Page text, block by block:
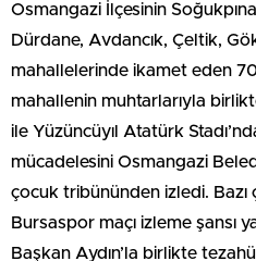
Osmangazi İlçesinin
Dürdane, Avdancık, Çeltik,
mahallelerinde ikamet eden
mahallenin muhtarlarıyla
ile Yüzüncüyıl Atatürk
mücadelesini Osmangazi
çocuk tribününden izledi. Bazı
Bursaspor maçı izleme şansı
Başkan Aydın’la birlikte